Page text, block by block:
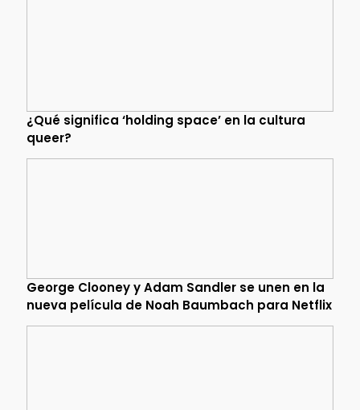
¿Qué significa ‘holding space’ en la cultura
queer?
George Clooney y Adam Sandler se unen en la
nueva película de Noah Baumbach para Netflix